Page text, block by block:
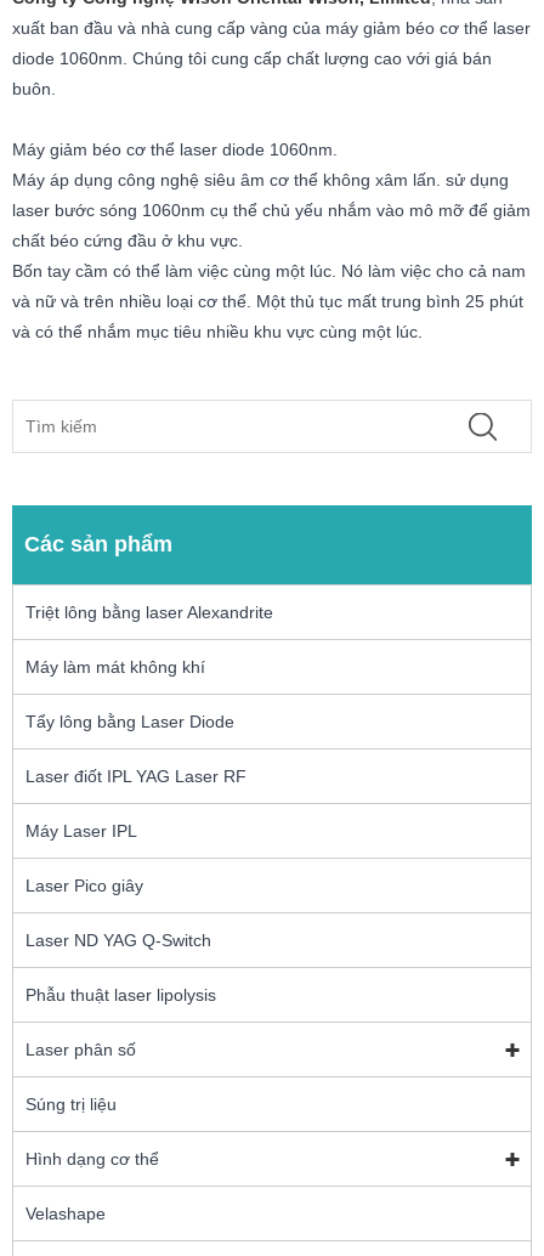
xuất ban đầu và nhà cung cấp vàng của máy giảm béo cơ thể laser
diode 1060nm. Chúng tôi cung cấp chất lượng cao với giá bán
buôn.
Máy giảm béo cơ thể laser diode 1060nm.
Máy áp dụng công nghệ siêu âm cơ thể không xâm lấn. sử dụng
laser bước sóng 1060nm cụ thể chủ yếu nhắm vào mô mỡ để giảm
chất béo cứng đầu ở khu vực.
Bốn tay cầm có thể làm việc cùng một lúc. Nó làm việc cho cả nam
và nữ và trên nhiều loại cơ thể. Một thủ tục mất trung bình 25 phút
và có thể nhắm mục tiêu nhiều khu vực cùng một lúc.
Các sản phẩm
Triệt lông bằng laser Alexandrite
Máy làm mát không khí
Tẩy lông bằng Laser Diode
Laser điốt IPL YAG Laser RF
Máy Laser IPL
Laser Pico giây
Laser ND YAG Q-Switch
Phẫu thuật laser lipolysis
Laser phân số
Súng trị liệu
Hình dạng cơ thể
Velashape